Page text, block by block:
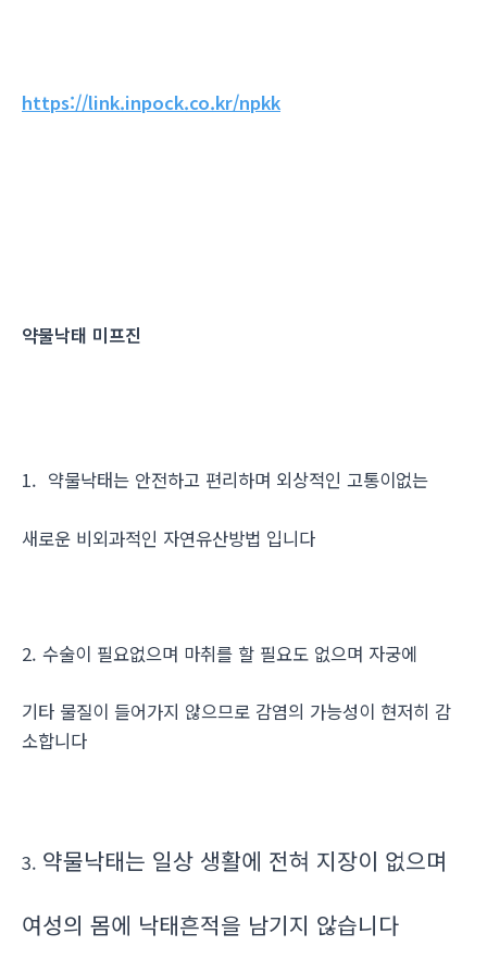
https://link.inpock.co.kr/npkk
약물낙태 미프진
1. 약물낙태는 안전하고 편리하며 외상적인 고통이없는
새로운 비외과적인 자연유산방법 입니다
2. 수술이 필요없으며 마취를 할 필요도 없으며 자궁에
기타 물질이 들어가지 않으므로 감염의 가능성이 현저히 감
소합니다
3. 약물낙태는 일상 생활에 전혀 지장이 없으며
여성의 몸에 낙태흔적을 남기지 않습니다